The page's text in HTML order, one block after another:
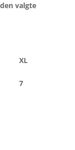
valgte
XL
7